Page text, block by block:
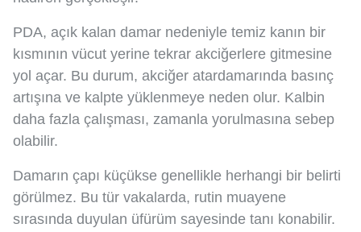
PDA, açık kalan damar nedeniyle temiz kanın bir
kısmının vücut yerine tekrar akciğerlere gitmesine
yol açar. Bu durum, akciğer atardamarında basınç
artışına ve kalpte yüklenmeye neden olur. Kalbin
daha fazla çalışması, zamanla yorulmasına sebep
olabilir.
Damarın çapı küçükse genellikle herhangi bir belirti
görülmez. Bu tür vakalarda, rutin muayene
sırasında duyulan üfürüm sayesinde tanı konabilir.